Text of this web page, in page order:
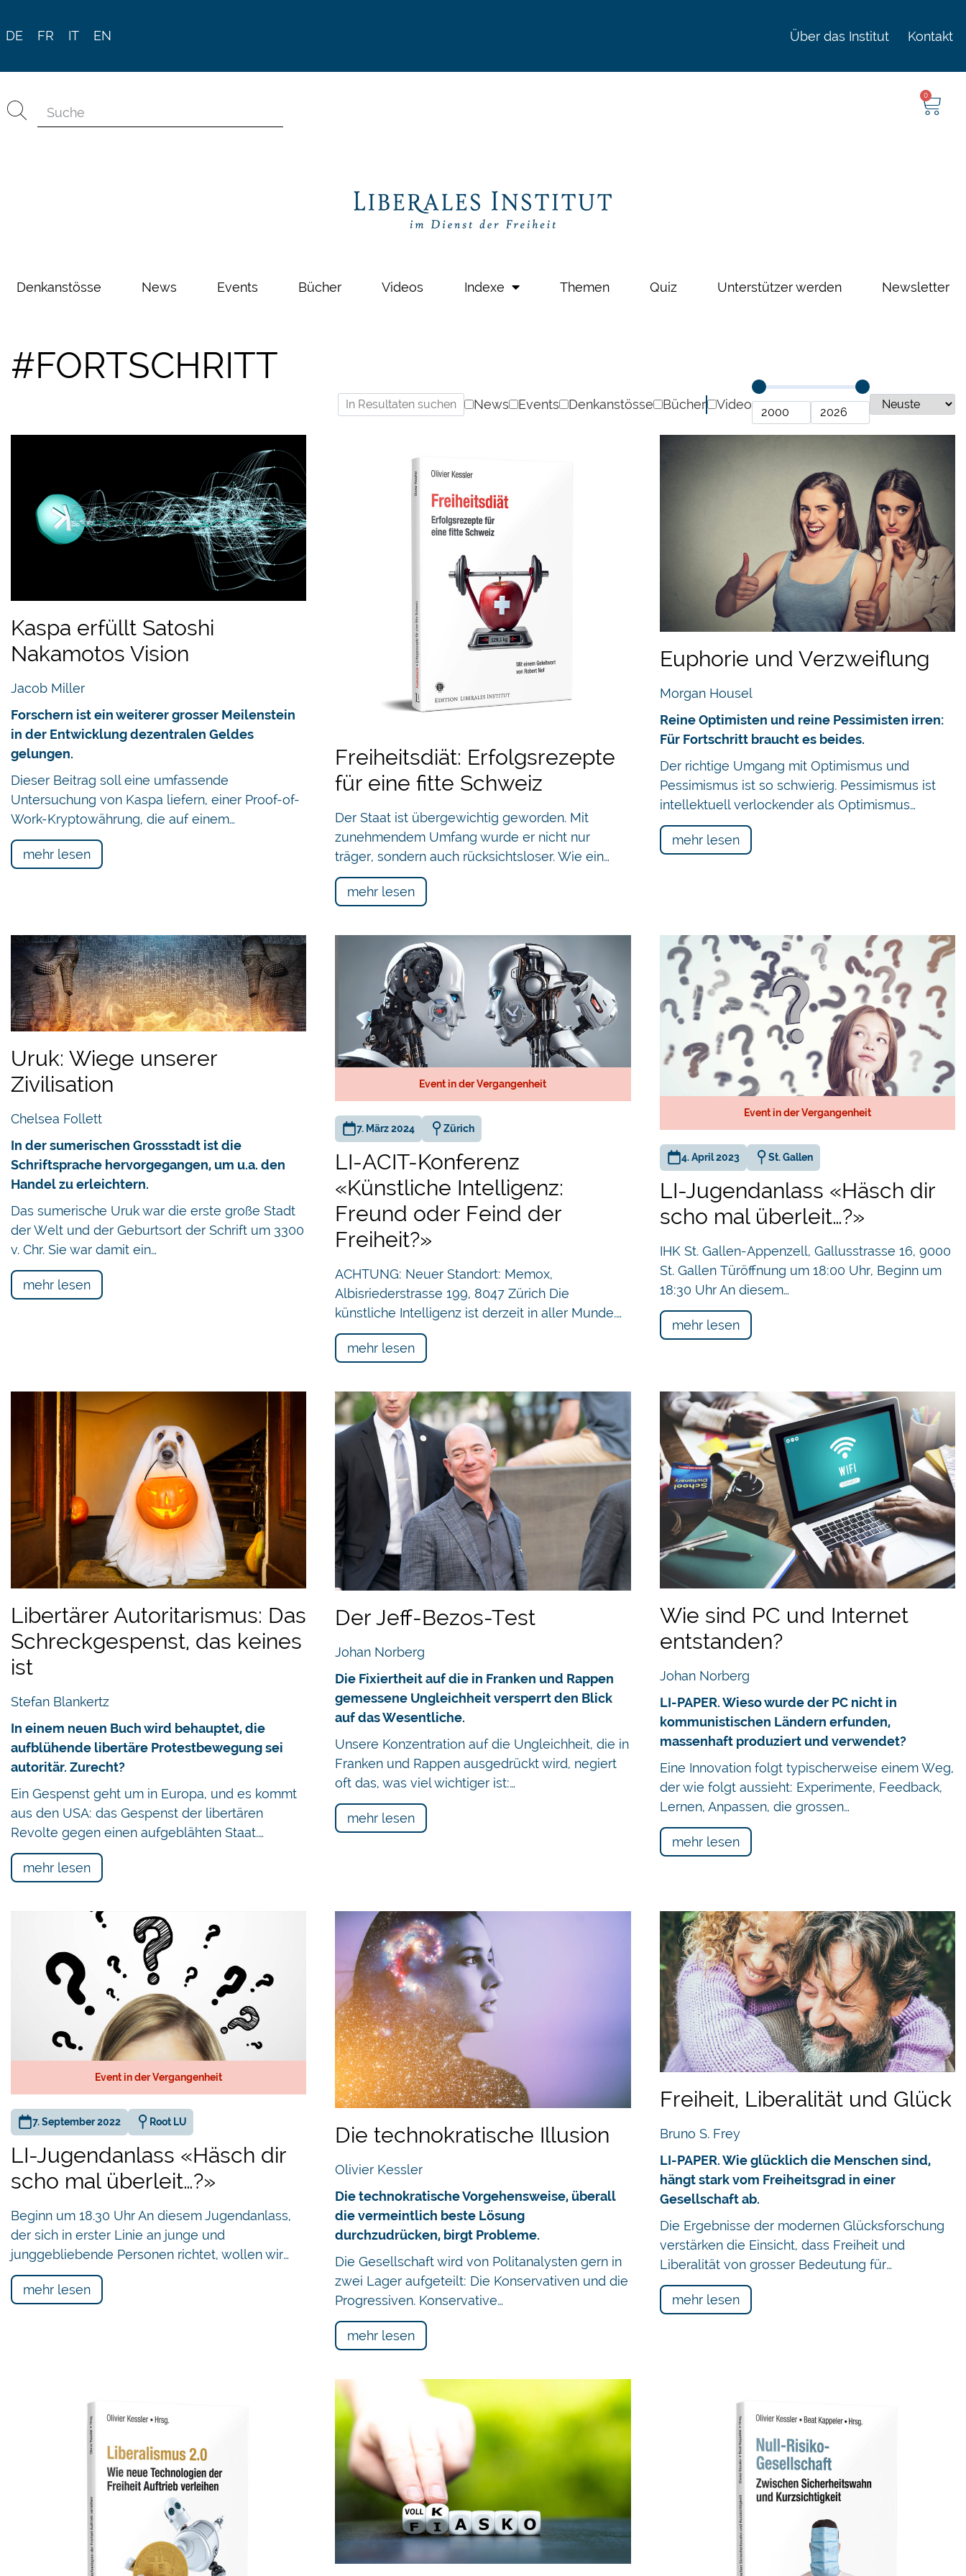
DE FR IT EN Über das Institut Kontakt
0
Denkanstösse News Events Bücher Videos Indexe Themen Quiz Unterstützer werden Newsletter
#FORTSCHRITT
News Events Denkanstösse Bücher Video
Kaspa erfüllt Satoshi
Nakamotos Vision
Jacob Miller
Forschern ist ein weiterer grosser Meilenstein
in der Entwicklung dezentralen Geldes
gelungen.
Dieser Beitrag soll eine umfassende
Untersuchung von Kaspa liefern, einer Proof-of-
Work-Kryptowährung, die auf einem…
mehr lesen
Freiheitsdiät: Erfolgsrezepte
für eine fitte Schweiz
Der Staat ist übergewichtig geworden. Mit
zunehmendem Umfang wurde er nicht nur
träger, sondern auch rücksichtsloser. Wie ein…
mehr lesen
Euphorie und Verzweiflung
Morgan Housel
Reine Optimisten und reine Pessimisten irren:
Für Fortschritt braucht es beides.
Der richtige Umgang mit Optimismus und
Pessimismus ist so schwierig. Pessimismus ist
intellektuell verlockender als Optimismus…
mehr lesen
Uruk: Wiege unserer
Zivilisation
Chelsea Follett
In der sumerischen Grossstadt ist die
Schriftsprache hervorgegangen, um u.a. den
Handel zu erleichtern.
Das sumerische Uruk war die erste große Stadt
der Welt und der Geburtsort der Schrift um 3300
v. Chr. Sie war damit ein…
mehr lesen
Event in der Vergangenheit
7. März 2024 Zürich
LI-ACIT-Konferenz
«Künstliche Intelligenz:
Freund oder Feind der
Freiheit?»
ACHTUNG: Neuer Standort: Memox,
Albisriederstrasse 199, 8047 Zürich Die
künstliche Intelligenz ist derzeit in aller Munde.…
mehr lesen
Event in der Vergangenheit
4. April 2023 St. Gallen
LI-Jugendanlass «Häsch dir
scho mal überleit…?»
IHK St. Gallen-Appenzell, Gallusstrasse 16, 9000
St. Gallen Türöffnung um 18:00 Uhr, Beginn um
18:30 Uhr An diesem…
mehr lesen
Libertärer Autoritarismus: Das
Schreckgespenst, das keines
ist
Stefan Blankertz
In einem neuen Buch wird behauptet, die
aufblühende libertäre Protestbewegung sei
autoritär. Zurecht?
Ein Gespenst geht um in Europa, und es kommt
aus den USA: das Gespenst der libertären
Revolte gegen einen aufgeblähten Staat.…
mehr lesen
Der Jeff-Bezos-Test
Johan Norberg
Die Fixiertheit auf die in Franken und Rappen
gemessene Ungleichheit versperrt den Blick
auf das Wesentliche.
Unsere Konzentration auf die Ungleichheit, die in
Franken und Rappen ausgedrückt wird, negiert
oft das, was viel wichtiger ist:…
mehr lesen
Wie sind PC und Internet
entstanden?
Johan Norberg
LI-PAPER. Wieso wurde der PC nicht in
kommunistischen Ländern erfunden,
massenhaft produziert und verwendet?
Eine Innovation folgt typischerweise einem Weg,
der wie folgt aussieht: Experimente, Feedback,
Lernen, Anpassen, die grossen…
mehr lesen
Event in der Vergangenheit
7. September 2022 Root LU
LI-Jugendanlass «Häsch dir
scho mal überleit…?»
Beginn um 18.30 Uhr An diesem Jugendanlass,
der sich in erster Linie an junge und
junggebliebende Personen richtet, wollen wir…
mehr lesen
Die technokratische Illusion
Olivier Kessler
Die technokratische Vorgehensweise, überall
die vermeintlich beste Lösung
durchzudrücken, birgt Probleme.
Die Gesellschaft wird von Politanalysten gern in
zwei Lager aufgeteilt: Die Konservativen und die
Progressiven. Konservative…
mehr lesen
Freiheit, Liberalität und Glück
Bruno S. Frey
LI-PAPER. Wie glücklich die Menschen sind,
hängt stark vom Freiheitsgrad in einer
Gesellschaft ab.
Die Ergebnisse der modernen Glücksforschung
verstärken die Einsicht, dass Freiheit und
Liberalität von grosser Bedeutung für…
mehr lesen